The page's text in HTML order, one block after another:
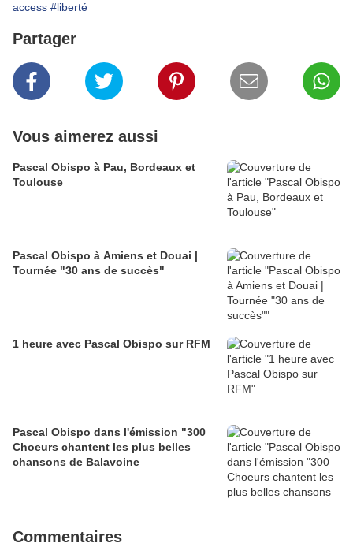
access #liberté
Partager
Vous aimerez aussi
Pascal Obispo à Pau, Bordeaux et
Toulouse
Pascal Obispo à Amiens et Douai |
Tournée "30 ans de succès"
1 heure avec Pascal Obispo sur RFM
Pascal Obispo dans l'émission "300
Choeurs chantent les plus belles
chansons de Balavoine
Commentaires